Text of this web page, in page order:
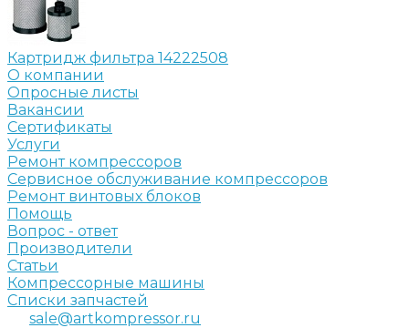
Картридж фильтра 14222508
О компании
Опросные листы
Вакансии
Сертификаты
Услуги
Ремонт компрессоров
Сервисное обслуживание компрессоров
Ремонт винтовых блоков
Помощь
Вопрос - ответ
Производители
Статьи
Компрессорные машины
Списки запчастей
sale@artkompressor.ru